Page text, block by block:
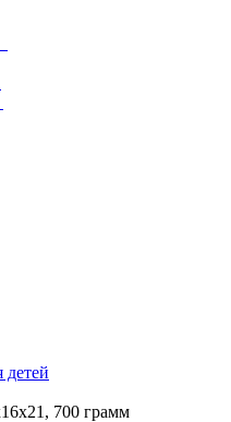
детей
700 грамм